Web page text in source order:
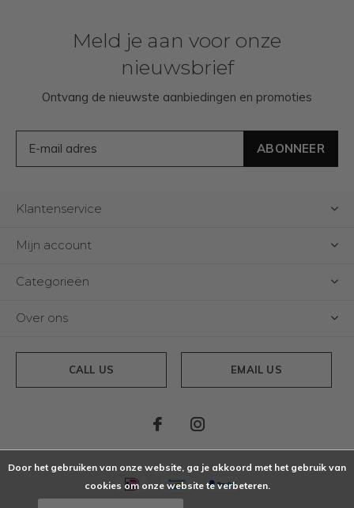
Meld je aan voor onze
nieuwsbrief
Ontvang de nieuwste aanbiedingen en promoties
ABONNEER
Klantenservice
Mijn account
Categorieën
Over ons
CALL US EMAIL US
Door het gebruiken van onze website, ga je akkoord met het gebruik van
cookies om onze website te verbeteren.